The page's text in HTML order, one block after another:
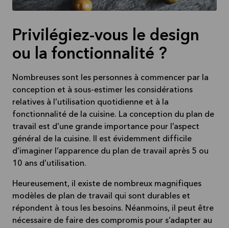
Privilégiez-vous le design
ou la fonctionnalité ?
Nombreuses sont les personnes à commencer par la
conception et à sous-estimer les considérations
relatives à l’utilisation quotidienne et à la
fonctionnalité de la cuisine. La conception du plan de
travail est d’une grande importance pour l’aspect
général de la cuisine. Il est évidemment difficile
d’imaginer l’apparence du plan de travail après 5 ou
10 ans d’utilisation.
Heureusement, il existe de nombreux magnifiques
modèles de plan de travail qui sont durables et
répondent à tous les besoins. Néanmoins, il peut être
nécessaire de faire des compromis pour s’adapter au